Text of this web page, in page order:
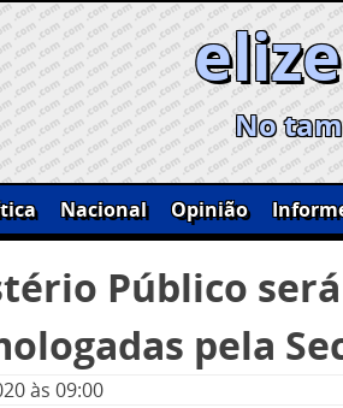
No
Nacional Opinião
Público
pela
às 09:00